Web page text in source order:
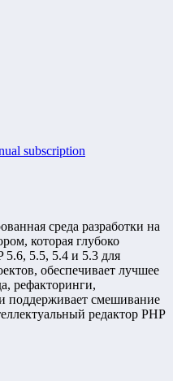
subscription
среда разработки на
которая глубоко
5.6, 5.5, 5.4 и 5.3 для
обеспечивает лучшее
рефакторинги,
поддерживает смешивание
редактор PHP